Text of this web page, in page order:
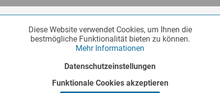
und ggf. Nachnahmegebühren, wenn nicht anders beschrieben.
Unser Webshop richtet sich an Unternehmer, öffentliche Institute und
andere gewerbliche Kunden im Sinne des § 14 BGB. Kein Verkauf an
für weitere Informationen.
Funktionale Aktiv
Inaktiv
Diese Website verwendet Cookies, um Ihnen die
bestmögliche Funktionalität bieten zu können.
Mehr Informationen
Datenschutzeinstellungen
Funktionale Cookies akzeptieren